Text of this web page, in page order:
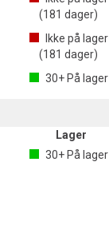
(181 dager)
Ikke på lager
(181 dager)
30+På lager
Lager
30+På lager